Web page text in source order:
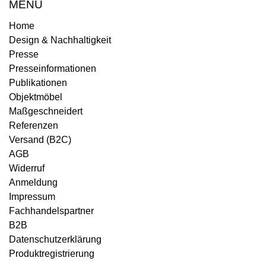
MENÜ
Home
Design & Nachhaltigkeit
Presse
Presseinformationen
Publikationen
Objektmöbel
Maßgeschneidert
Referenzen
Versand (B2C)
AGB
Widerruf
Anmeldung
Impressum
Fachhandelspartner
B2B
Datenschutzerklärung
Produktregistrierung